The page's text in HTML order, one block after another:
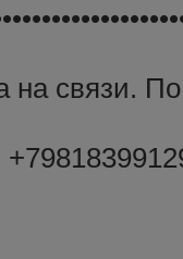
на связи.